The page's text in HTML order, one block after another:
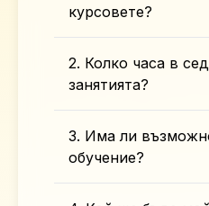
курсовете?
2. Колко часа в
занятията?
3. Има ли
обучение?